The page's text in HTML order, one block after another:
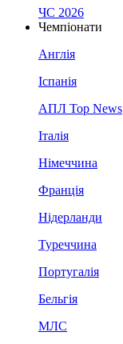
ЧС 2026
Чемпіонати
Англія
Іспанія
АПЛ Top News
Італія
Німеччина
Франція
Нідерланди
Туреччина
Португалія
Бельгія
МЛС